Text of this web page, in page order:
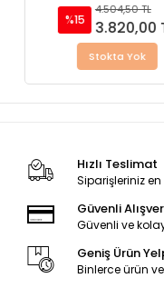
%15
4.504,50 TL
3.820,00 TL
Stokta Yok
Hızlı Teslimat
Siparişleriniz en
Güvenli
Güvenli ve
Geniş Ürün
Binlerce ürün